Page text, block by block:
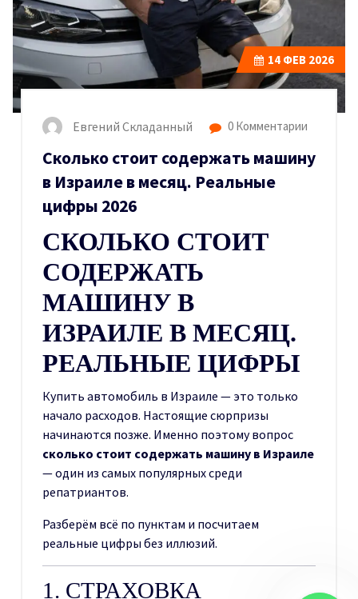
14 ФЕВ 2026
Евгений Складанный 0 Комментарии
Сколько стоит содержать машину
в Израиле в месяц. Реальные
цифры 2026
СКОЛЬКО СТОИТ
СОДЕРЖАТЬ
МАШИНУ В
ИЗРАИЛЕ В МЕСЯЦ.
РЕАЛЬНЫЕ ЦИФРЫ
Купить автомобиль в Израиле — это только
начало расходов. Настоящие сюрпризы
начинаются позже. Именно поэтому вопрос
сколько стоит содержать машину в Израиле
— один из самых популярных среди
репатриантов.
Разберём всё по пунктам и посчитаем
реальные цифры без иллюзий.
1. СТРАХОВКА